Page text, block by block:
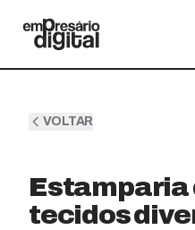
VOLTAR
Estamparia
tecidos